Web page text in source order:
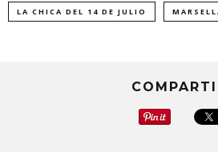
LA CHICA DEL 14 DE JULIO